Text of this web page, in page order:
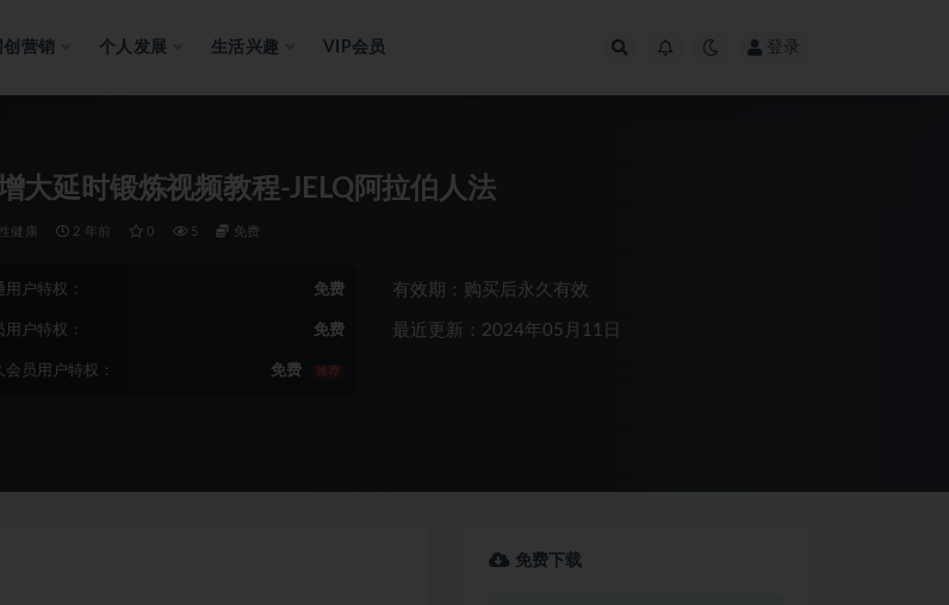
创营销 个人发展 生活兴趣 VIP会员 登录
大延时锻炼视频教程-JELQ阿拉伯人法
健康 2 年前 0 5 免费
用户特权： 免费
用户特权： 免费
会员用户特权： 免费 推荐
有效期：购买后永久有效
最近更新：2024年05月11日
免费下载